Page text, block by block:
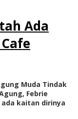
Ada
Muda Tindak
Febrie
kaitan dirinya